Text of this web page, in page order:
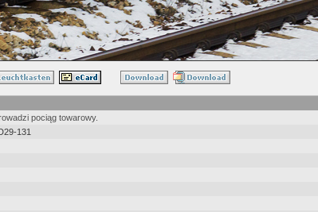
pociąg towarowy.
131